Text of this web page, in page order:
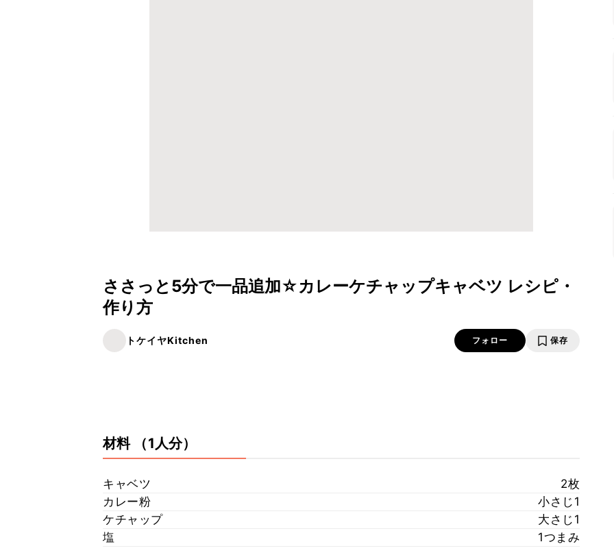
ささっと5分で一品追加☆カレーケチャップキャベツ レシピ・
作り方
トケイヤKitchen フォロー 保存
材料 （1人分）
キャベツ
2枚
カレー粉
小さじ1
ケチャップ
大さじ1
塩
1つまみ